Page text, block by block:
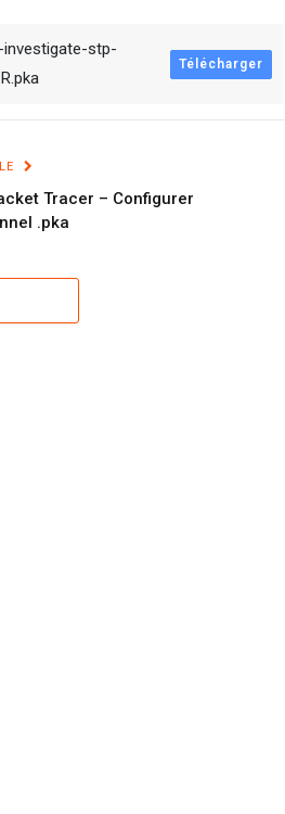
stp-
Télécharger
Tracer – Configurer
.pka